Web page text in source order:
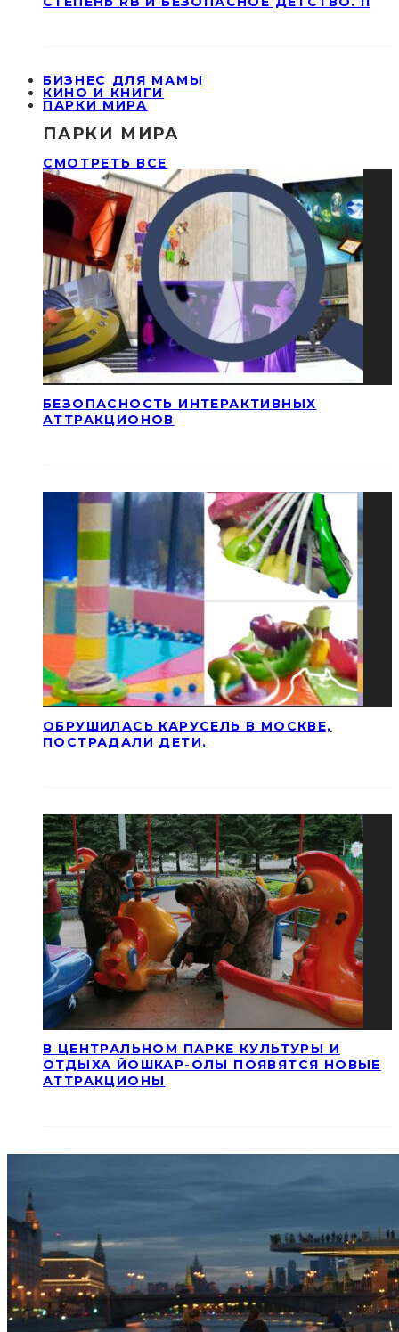
БИЗНЕС ДЛЯ МАМЫ
КИНО И КНИГИ
ПАРКИ МИРА
ПАРКИ МИРА
СМОТРЕТЬ ВСЕ
БЕЗОПАСНОСТЬ ИНТЕРАКТИВНЫХ
АТТРАКЦИОНОВ
ОБРУШИЛАСЬ КАРУСЕЛЬ В МОСКВЕ,
ПОСТРАДАЛИ ДЕТИ.
В ЦЕНТРАЛЬНОМ ПАРКЕ КУЛЬТУРЫ И
ОТДЫХА ЙОШКАР-ОЛЫ ПОЯВЯТСЯ НОВЫЕ
АТТРАКЦИОНЫ